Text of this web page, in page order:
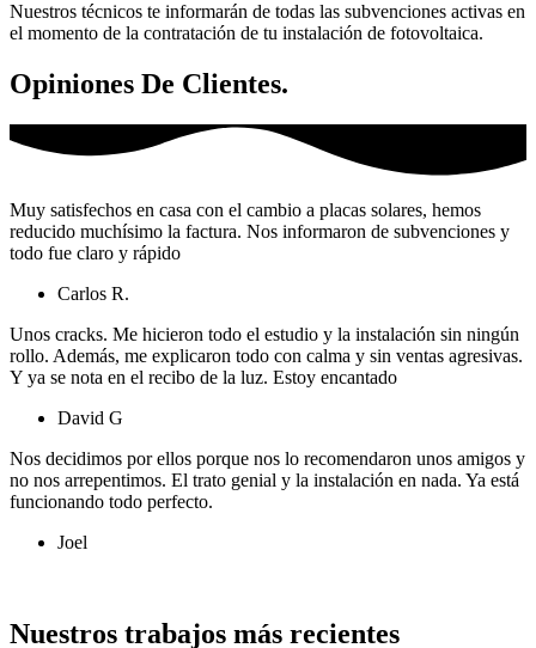
Nuestros técnicos te informarán de todas las subvenciones activas en
el momento de la contratación de tu instalación de fotovoltaica.
Opiniones De Clientes.
Muy satisfechos en casa con el cambio a placas solares, hemos
reducido muchísimo la factura. Nos informaron de subvenciones y
todo fue claro y rápido
Carlos R.
Unos cracks. Me hicieron todo el estudio y la instalación sin ningún
rollo. Además, me explicaron todo con calma y sin ventas agresivas.
Y ya se nota en el recibo de la luz. Estoy encantado
David G
Nos decidimos por ellos porque nos lo recomendaron unos amigos y
no nos arrepentimos. El trato genial y la instalación en nada. Ya está
funcionando todo perfecto.
Joel
Nuestros trabajos más recientes